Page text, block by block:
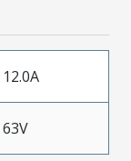
12.0A
63V